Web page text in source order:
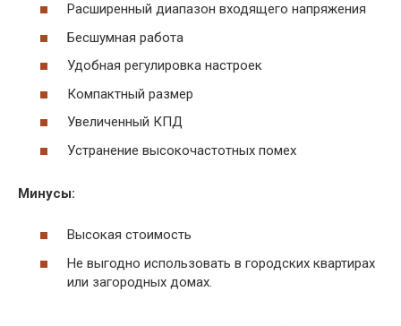
Расширенный диапазон входящего напряжения
Бесшумная работа
Удобная регулировка настроек
Компактный размер
Увеличенный КПД
Устранение высокочастотных помех
Минусы:
Высокая стоимость
Не выгодно использовать в городских квартирах
или загородных домах.